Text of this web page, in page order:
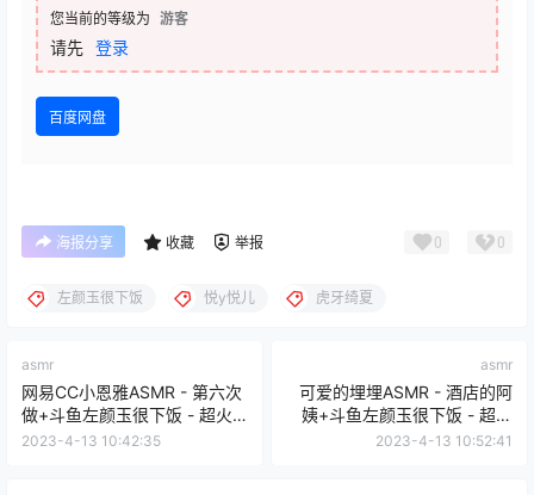
您当前的等级为 游客
请先 登录
百度网盘
海报分享 收藏 举报 0 0
左颜玉很下饭 悦y悦儿 虎牙绮夏
asmr
网易CC小恩雅ASMR - 第六次
做+斗鱼左颜玉很下饭 - 超火
小合集+斗鱼不认识 - 那个主
2023-4-13 10:42:35
asmr
可爱的埋埋ASMR - 酒店的阿
姨+斗鱼左颜玉很下饭 - 超火
还是蛮大
2023-4-13 10:52:41